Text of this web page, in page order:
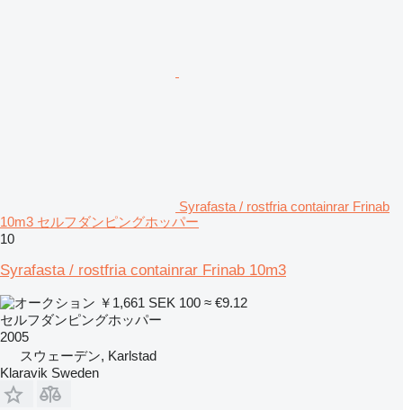
Syrafasta / rostfria containrar Frinab
10m3 セルフダンピングホッパー
10
Syrafasta / rostfria containrar Frinab 10m3
￥1,661 SEK 100 ≈ €9.12
セルフダンピングホッパー
2005
スウェーデン, Karlstad
Klaravik Sweden